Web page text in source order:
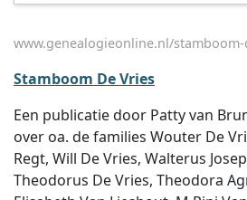
www.genealogieonline.nl/
Stamboom De Vries
Een publicatie door Patty van
over oa. de families Wouter De
Regt, Will De Vries, Walterus
Theodorus De Vries, Theodora